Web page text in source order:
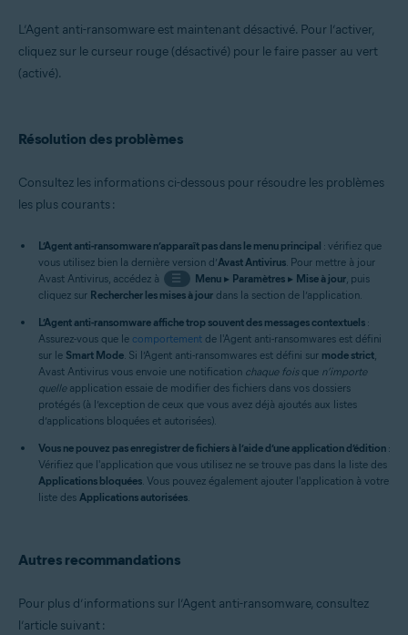
L’Agent anti-ransomware est maintenant désactivé. Pour l’activer,
cliquez sur le curseur rouge (désactivé) pour le faire passer au vert
(activé).
Résolution des problèmes
Consultez les informations ci-dessous pour résoudre les problèmes
les plus courants :
L’Agent anti-ransomware n’apparaît pas dans le menu principal : vérifiez que
vous utilisez bien la dernière version d’Avast Antivirus. Pour mettre à jour
Avast Antivirus, accédez à
☰ Menu▸ Paramètres▸ Mise à jour, puis
cliquez sur Rechercher les mises à jour dans la section de l’application.
L’Agent anti-ransomware affiche trop souvent des messages contextuels :
Assurez-vous que le comportement de l'Agent anti-ransomwares est défini
sur le Smart Mode. Si l’Agent anti-ransomwares est défini sur mode strict,
Avast Antivirus vous envoie une notification chaque foisque n’importe
quelleapplication essaie de modifier des fichiers dans vos dossiers
protégés (à l’exception de ceux que vous avez déjà ajoutés aux listes
d’applications bloquées et autorisées).
Vous ne pouvez pas enregistrer de fichiers à l’aide d’une application d’édition :
Vérifiez que l'application que vous utilisez ne se trouve pas dans la liste des
Applications bloquées. Vous pouvez également ajouter l'application à votre
liste des Applications autorisées.
Autres recommandations
Pour plus d’informations sur l’Agent anti-ransomware, consultez
l’article suivant :